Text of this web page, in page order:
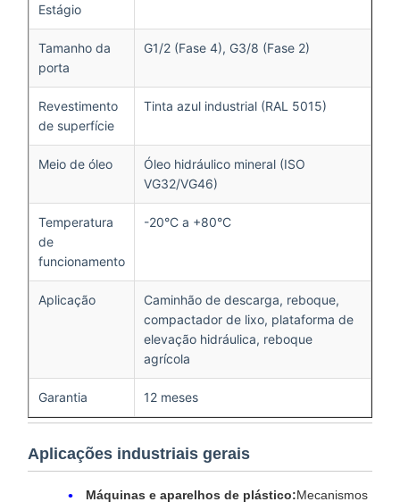
Estágio
Tamanho da
porta
G1/2 (Fase 4), G3/8 (Fase 2)
Revestimento
de superfície
Tinta azul industrial (RAL 5015)
Meio de óleo
Óleo hidráulico mineral (ISO
VG32/VG46)
Temperatura
de
funcionamento
-20°C a +80°C
Aplicação
Caminhão de descarga, reboque,
compactador de lixo, plataforma de
elevação hidráulica, reboque
agrícola
Garantia 12 meses
Aplicações industriais gerais
Máquinas e aparelhos de plástico:Mecanismos